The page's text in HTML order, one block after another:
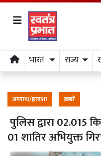
भारत राज्य
अपराध/हादशा ख़बरें
पुलिस द्वारा 02.015
01 शातिर अभियुक्त